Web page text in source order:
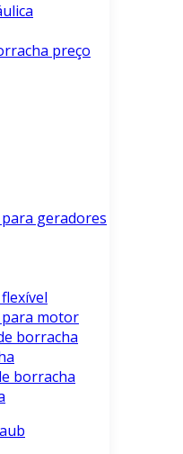
preço
geradores
motor
borracha
borracha